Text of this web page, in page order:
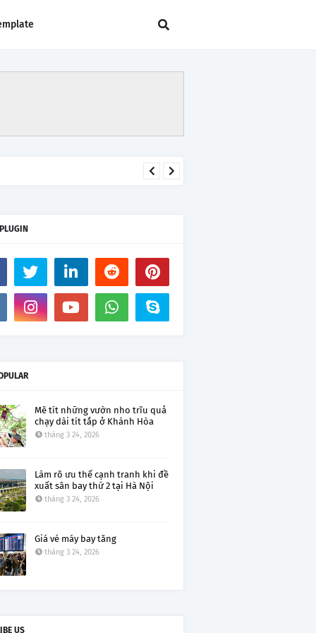
Mê tít những vườn nho trĩu quả
chạy dài tít tắp ở Khánh Hòa
tháng 3 24, 2026
Làm rõ ưu thế cạnh tranh khi đề
xuất sân bay thứ 2 tại Hà Nội
tháng 3 24, 2026
Giá vé máy bay tăng
tháng 3 24, 2026
US